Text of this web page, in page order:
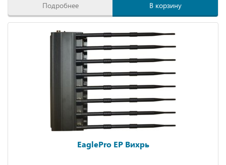
Подробнее В корзину
EaglePro EP Вихрь